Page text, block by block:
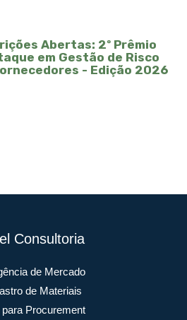
Abertas: 2º Prêmio
em Gestão de Risco
- Edição 2026
Consultoria
de Mercado
de Materiais
Procurement